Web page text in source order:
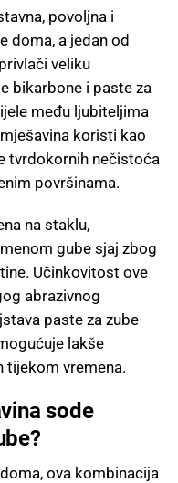
povoljna i
doma, a jedan od
veliku
bikarbone i paste za
među ljubiteljima
koristi kao
tvrdokornih nečistoća
površinama.
na staklu,
gube sjaj zbog
Učinkovitost ove
abrazivnog
paste za zube
lakše
tijekom vremena.
sode
ova kombinacija